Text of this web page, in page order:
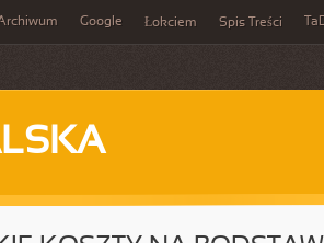
Google Łokciem Spis Treści